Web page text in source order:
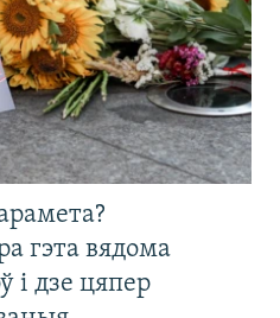
гэта вядома
і дзе цяпер